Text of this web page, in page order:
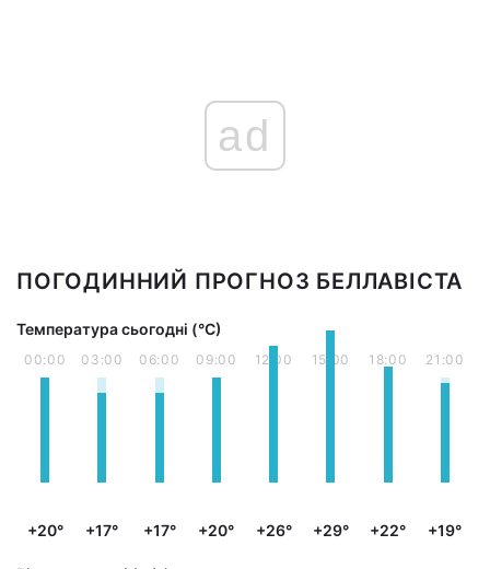
ad
ПОГОДИННИЙ ПРОГНОЗ БЕЛЛАВІСТА
Температура сьогодні (°С)
00:00
+20°
03:00
+17°
06:00
+17°
09:00
+20°
12:00
+26°
15:00
+29°
18:00
+22°
21:00
+19°